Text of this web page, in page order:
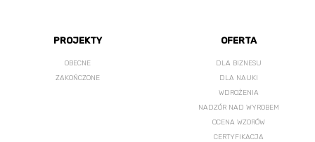
PROJEKTY
OBECNE
ZAKOŃCZONE
OFERTA
DLA BIZNESU
DLA NAUKI
WDROŻENIA
NADZÓR NAD WYROBEM
OCENA WZORÓW
CERTYFIKACJA